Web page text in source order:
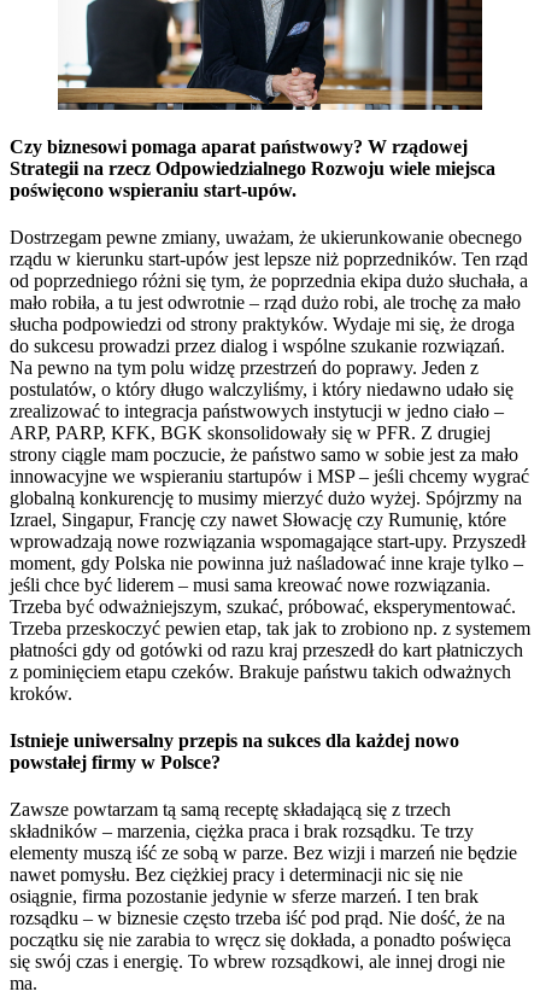
Czy biznesowi pomaga aparat państwowy? W rządowej
Strategii na rzecz Odpowiedzialnego Rozwoju wiele miejsca
poświęcono wspieraniu start-upów.
Dostrzegam pewne zmiany, uważam, że ukierunkowanie obecnego
rządu w kierunku start-upów jest lepsze niż poprzedników. Ten rząd
od poprzedniego różni się tym, że poprzednia ekipa dużo słuchała, a
mało robiła, a tu jest odwrotnie – rząd dużo robi, ale trochę za mało
słucha podpowiedzi od strony praktyków. Wydaje mi się, że droga
do sukcesu prowadzi przez dialog i wspólne szukanie rozwiązań.
Na pewno na tym polu widzę przestrzeń do poprawy. Jeden z
postulatów, o który długo walczyliśmy, i który niedawno udało się
zrealizować to integracja państwowych instytucji w jedno ciało –
ARP, PARP, KFK, BGK skonsolidowały się w PFR. Z drugiej
strony ciągle mam poczucie, że państwo samo w sobie jest za mało
innowacyjne we wspieraniu startupów i MSP – jeśli chcemy wygrać
globalną konkurencję to musimy mierzyć dużo wyżej. Spójrzmy na
Izrael, Singapur, Francję czy nawet Słowację czy Rumunię, które
wprowadzają nowe rozwiązania wspomagające start-upy. Przyszedł
moment, gdy Polska nie powinna już naśladować inne kraje tylko –
jeśli chce być liderem – musi sama kreować nowe rozwiązania.
Trzeba być odważniejszym, szukać, próbować, eksperymentować.
Trzeba przeskoczyć pewien etap, tak jak to zrobiono np. z systemem
płatności gdy od gotówki od razu kraj przeszedł do kart płatniczych
z pominięciem etapu czeków. Brakuje państwu takich odważnych
kroków.
Istnieje uniwersalny przepis na sukces dla każdej nowo
powstałej firmy w Polsce?
Zawsze powtarzam tą samą receptę składającą się z trzech
składników – marzenia, ciężka praca i brak rozsądku. Te trzy
elementy muszą iść ze sobą w parze. Bez wizji i marzeń nie będzie
nawet pomysłu. Bez ciężkiej pracy i determinacji nic się nie
osiągnie, firma pozostanie jedynie w sferze marzeń. I ten brak
rozsądku – w biznesie często trzeba iść pod prąd. Nie dość, że na
początku się nie zarabia to wręcz się dokłada, a ponadto poświęca
się swój czas i energię. To wbrew rozsądkowi, ale innej drogi nie
ma.